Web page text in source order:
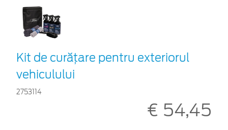
Kit de curățare pentru exteriorul
vehiculului
2753114
€ 54,45